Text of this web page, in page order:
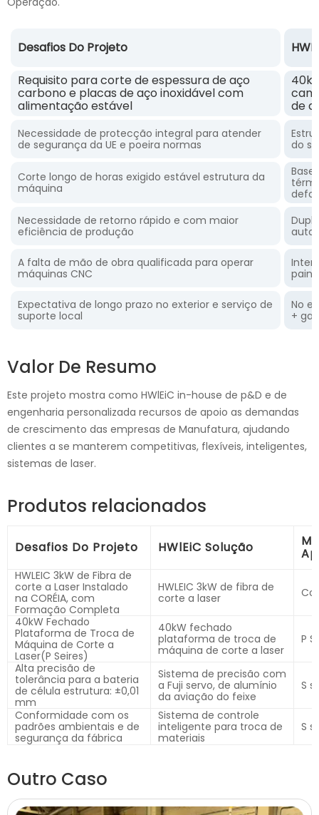
Desafios Do Projeto
Requisito para corte de espessura de aço
carbono e placas de aço inoxidável com
alimentação estável de
Necessidade de protecção integral para atender
de segurança da UE e poeira normas
do
Corte longo de horas exigido estável estrutura da
máquina
Necessidade de retorno rápido e com maior
eficiência de produção
A falta de mão de obra qualificada para operar
máquinas CNC
Expectativa de longo prazo no exterior e serviço de
suporte local
No
+
Valor De Resumo
Este projeto mostra como HWlEiC in-house de p&D e de
engenharia personalizada recursos de apoio as demandas
de crescimento das empresas de Manufatura, ajudando
clientes a se manterem competitivas, flexíveis, inteligentes,
sistemas de laser.
Produtos relacionados
Desafios Do Projeto HWlEiC Solução
HWLEIC 3kW de Fibra de
corte a Laser Instalado
na CORÉIA, com
Formação Completa
HWLEIC 3kW de fibra de
corte a laser
40kW Fechado
Plataforma de Troca de
Máquina de Corte a
Laser(P Seires)
40kW fechado
plataforma de troca de
máquina de corte a laser
P
Alta precisão de
tolerância para a bateria
de célula estrutura: ±0,01
mm
Sistema de precisão com
a Fuji servo, de alumínio
da aviação do feixe
S
Conformidade com os
padrões ambientais e de
segurança da fábrica
Sistema de controle
inteligente para troca de
materiais
S
Outro Caso